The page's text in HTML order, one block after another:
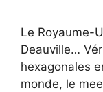
Le Royaume-
Deauville…
hexagonales
monde, le